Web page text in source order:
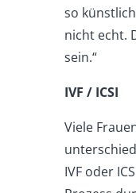
so
nicht echt.
sein.“
IVF / ICSI
Viele
IVF oder